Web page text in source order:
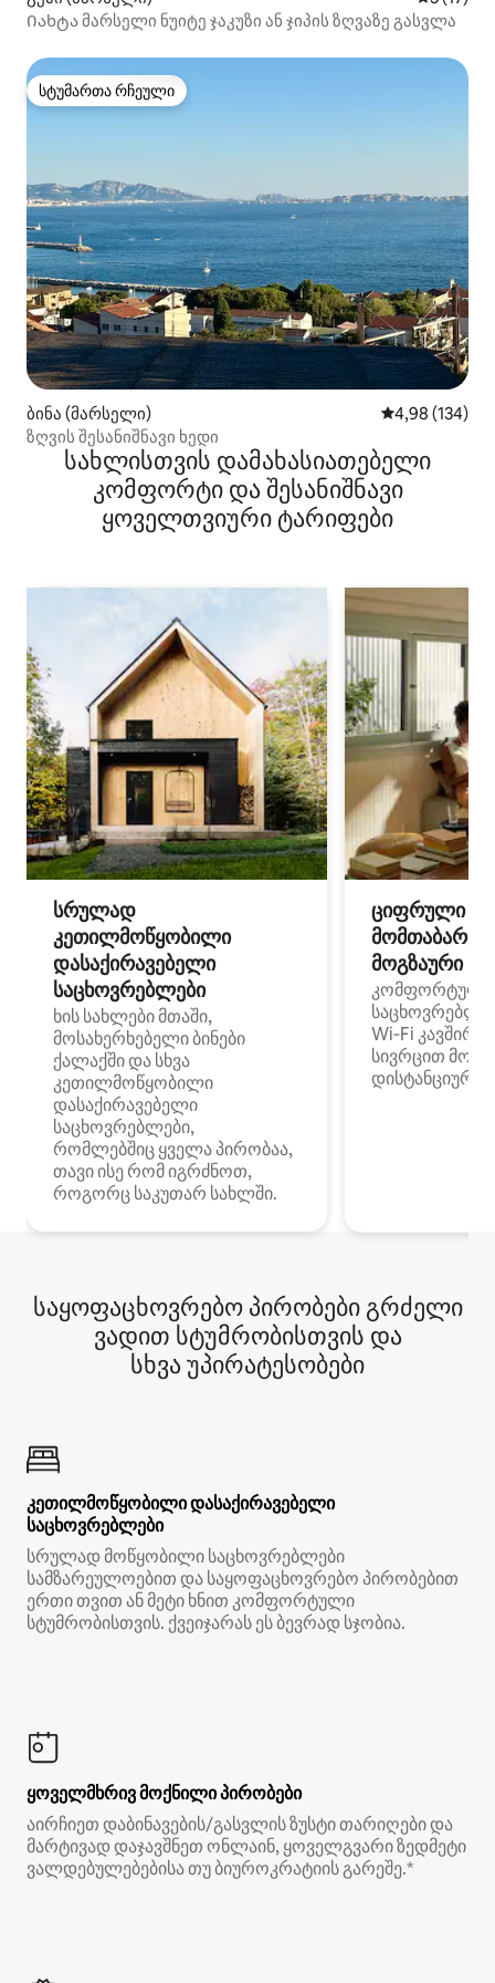
Იახტა მარსელი ნუიტე ჯაკუზი ან ჯიპის ზღვაზე გასვლა
სტუმართა რჩეული
სტუმართა რჩეული
ბინა (მარსელი) საშუალო
4,98 (134)
ზღვის შესანიშნავი ხედი
სახლისთვის დამახასიათებელი
კომფორტი და შესანიშნავი
ყოველთვიური ტარიფები
სრულად
კეთილმოწყობილი
დასაქირავებელი
საცხოვრებლები
ხის სახლები მთაში,
მოსახერხებელი ბინები
ქალაქში და სხვა
კეთილმოწყობილი
დასაქირავებელი
საცხოვრებლები,
რომლებშიც ყველა პირობაა,
თავი ისე რომ იგრძნოთ,
როგორც საკუთარ სახლში.
ციფრული
მოგზაური
კომფორტული
Wi‑Fi
სივრცით
დისტანციური
საყოფაცხოვრებო პირობები გრძელი
ვადით სტუმრობისთვის და
სხვა უპირატესობები
კეთილმოწყობილი დასაქირავებელი
საცხოვრებლები
სრულად მოწყობილი საცხოვრებლები
სამზარეულოებით და საყოფაცხოვრებო პირობებით
ერთი თვით ან მეტი ხნით კომფორტული
სტუმრობისთვის. ქვეიჯარას ეს ბევრად სჯობია.
ყოველმხრივ მოქნილი პირობები
აირჩიეთ დაბინავების/გასვლის ზუსტი თარიღები და
მარტივად დაჯავშნეთ ონლაინ, ყოველგვარი ზედმეტი
ვალდებულებებისა თუ ბიუროკრატიის გარეშე.*